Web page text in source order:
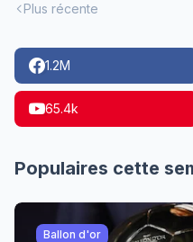
Plus récente
1.2M
65.4k
Populaires cette
Ballon d'or